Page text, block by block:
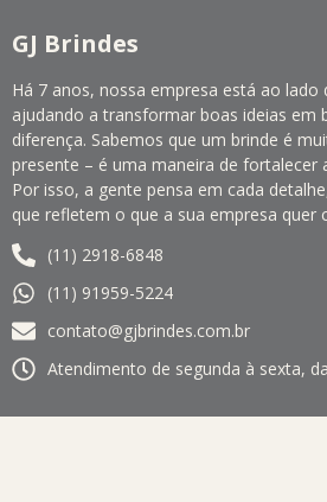
GJ Brindes
Há 7 anos, nossa empresa está ao lado
ajudando a transformar boas ideias em
diferença. Sabemos que um brinde é
presente – é uma maneira de fortalecer
Por isso, a gente pensa em cada
que refletem o que a sua empresa quer
(11) 2918-6848
(11) 91959-5224
contato@gjbrindes.com.br
Atendimento de segunda à sexta,